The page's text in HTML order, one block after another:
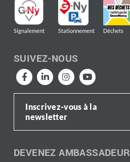
Signalement Stationnement Déchets
SUIVEZ-NOUS
Inscrivez-vous à la
newsletter
DEVENEZ AMBASSADEUR